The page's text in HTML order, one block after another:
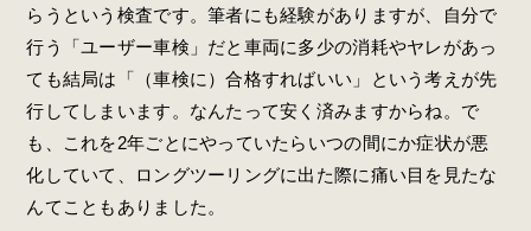
らうという検査です。筆者にも経験がありますが、自分で
行う「ユーザー車検」だと車両に多少の消耗やヤレがあっ
ても結局は「（車検に）合格すればいい」という考えが先
行してしまいます。なんたって安く済みますからね。で
も、これを2年ごとにやっていたらいつの間にか症状が悪
化していて、ロングツーリングに出た際に痛い目を見たな
んてこともありました。